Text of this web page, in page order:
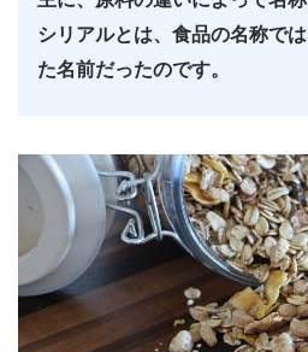
シリアルとは、食品の名称で
た名前だったのです。